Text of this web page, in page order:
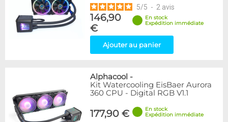
5/5 - 2 avis
146,90
€
En stock
Expédition immédiate
Ajouter au panier
Alphacool -
Kit Watercooling EisBaer Aurora
360 CPU - Digital RGB V1.1
177,90 €
En stock
Expédition immédiate